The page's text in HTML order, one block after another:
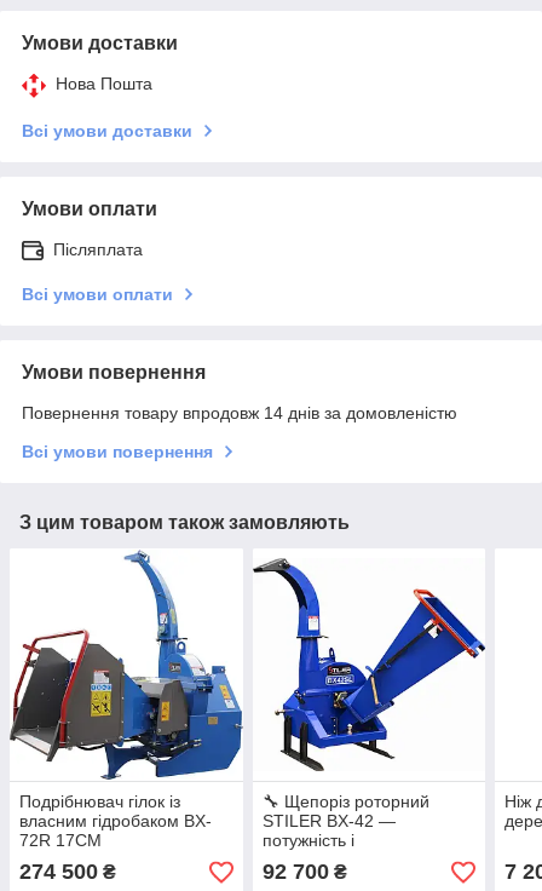
Умови доставки
Нова Пошта
Всі умови доставки
Умови оплати
Післяплата
Всі умови оплати
Умови повернення
Повернення товару впродовж 14 днів за домовленістю
Всі умови повернення
З цим товаром також замовляють
Подрібнювач гілок із
власним гідробаком BX-
72R 17СМ
274 500 ₴
🔧 Щепоріз роторний
STILER BX-42 —
потужність і
продуктивність для вашого
господарства!
92 700₴
Ніж
7